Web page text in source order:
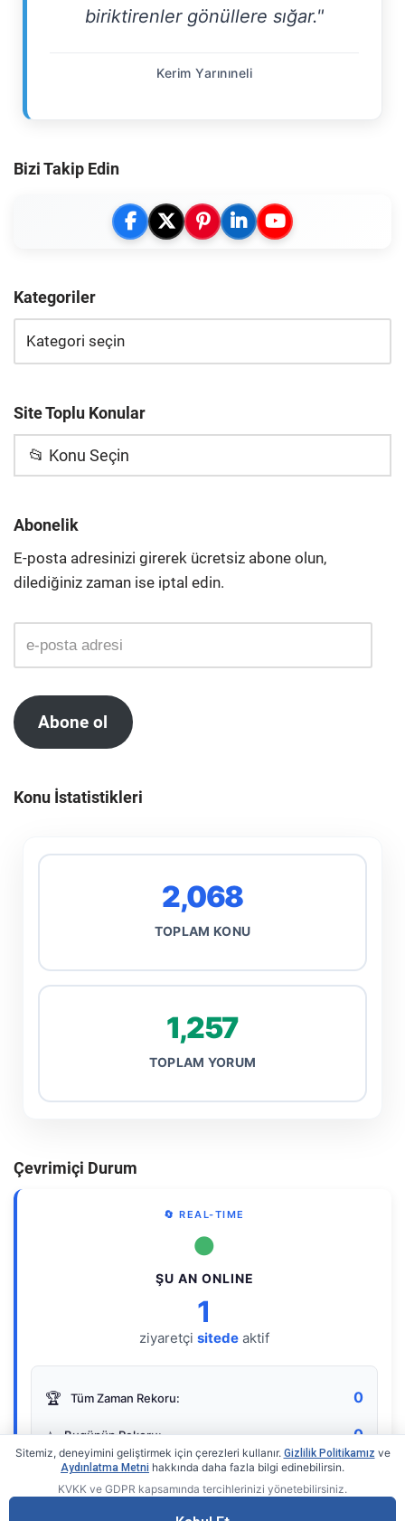
biriktirenler gönüllere sığar."
Kerim Yarınıneli
Bizi Takip Edin
Kategoriler
Site Toplu Konular
📂 Konu Seçin
Abonelik
E-posta adresinizi girerek ücretsiz abone olun,
dilediğiniz zaman ise iptal edin.
Abone ol
Konu İstatistikleri
2,068
TOPLAM KONU
1,257
TOPLAM YORUM
Çevrimiçi Durum
🔄 REAL-TIME
●
ŞU AN ONLINE
1
ziyaretçi sitede aktif
🏆 Tüm Zaman Rekoru: 0
⭐ Bugünün Rekoru: 0
Gerçek zamanlı sayaç
Sitemiz, deneyimini geliştirmek için çerezleri kullanır. Gizlilik Politikamız ve
Aydınlatma Metni hakkında daha fazla bilgi edinebilirsin.
KVKK ve GDPR kapsamında tercihlerinizi yönetebilirsiniz.